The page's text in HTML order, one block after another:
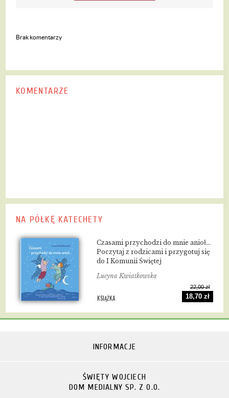
Brak komentarzy
KOMENTARZE
NA PÓŁKĘ KATECHETY
Czasami przychodzi do mnie anioł...
Poczytaj z rodzicami i przygotuj się
do I Komunii Świętej
Lucyna Kwiatkowska
KSIĄŻKA
22,00 zł
18,70 zł
INFORMACJE
ŚWIĘTY WOJCIECH
DOM MEDIALNY SP. Z O.O.